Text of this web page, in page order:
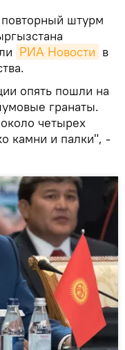
штурм
РИА Новости в
опять пошли на
гранаты.
четырех
камни и палки", -